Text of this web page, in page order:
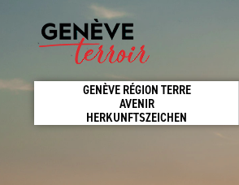
GENÈVE RÉGION TERRE
AVENIR
HERKUNFTSZEICHEN